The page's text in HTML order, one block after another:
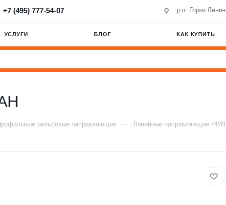
+7 (495) 777-54-07 р.п. Горки
УСЛУГИ БЛОГ КАК КУПИТЬ
рельсовые направляющие — Линейные направляющие